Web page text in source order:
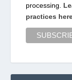
processing.
practices